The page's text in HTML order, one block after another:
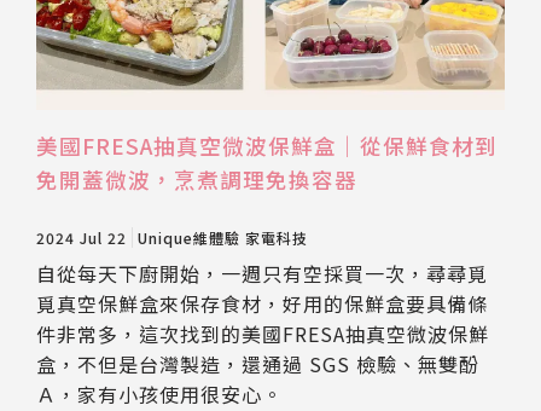
美國FRESA抽真空微波保鮮盒｜從保鮮食材到
免開蓋微波，烹煮調理免換容器
2024 Jul 22 Unique維體驗 家電科技
自從每天下廚開始，一週只有空採買一次，尋尋覓
覓真空保鮮盒來保存食材，好用的保鮮盒要具備條
件非常多，這次找到的美國FRESA抽真空微波保鮮
盒，不但是台灣製造，還通過 SGS 檢驗、無雙酚
Ａ，家有小孩使用很安心。